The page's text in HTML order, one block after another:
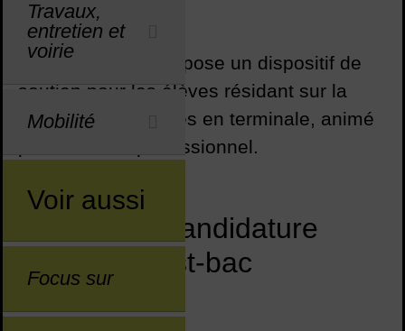
Travaux,
entretien et
voirie
Mobilité
Voir aussi
Focus sur
Sommaire
La municipalité propose un dispositif de
soutien pour les élèves résidant sur la
commune scolarisés en terminale, animé
par un coach professionnel.
Dossier de candidature
parcours post-bac